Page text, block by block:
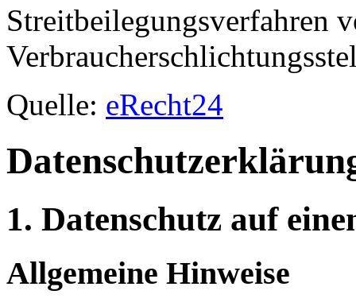
Streitbeilegungsverfahren
Quelle: eRecht24
1. Datenschutz auf
Allgemeine Hinweise